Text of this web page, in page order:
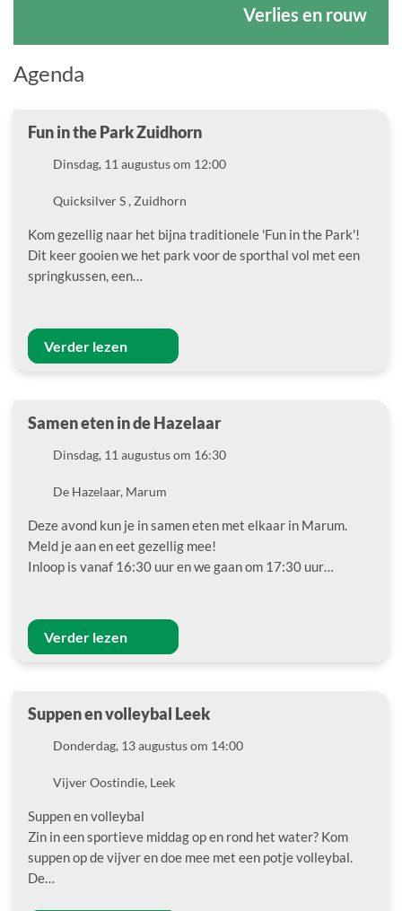
Verlies en rouw
Agenda
Fun in the Park Zuidhorn
DatumDinsdag, 11 augustus om 12:00
LocatieQuicksilver S , Zuidhorn
Kom gezellig naar het bijna traditionele 'Fun in the Park'!
Dit keer gooien we het park voor de sporthal vol met een
springkussen, een…
Verder lezen
Samen eten in de Hazelaar
DatumDinsdag, 11 augustus om 16:30
LocatieDe Hazelaar, Marum
Deze avond kun je in samen eten met elkaar in Marum.
Meld je aan en eet gezellig mee!
Inloop is vanaf 16:30 uur en we gaan om 17:30 uur…
Verder lezen
Suppen en volleybal Leek
DatumDonderdag, 13 augustus om 14:00
LocatieVijver Oostindie, Leek
Suppen en volleybal
Zin in een sportieve middag op en rond het water? Kom
suppen op de vijver en doe mee met een potje volleybal.
De…